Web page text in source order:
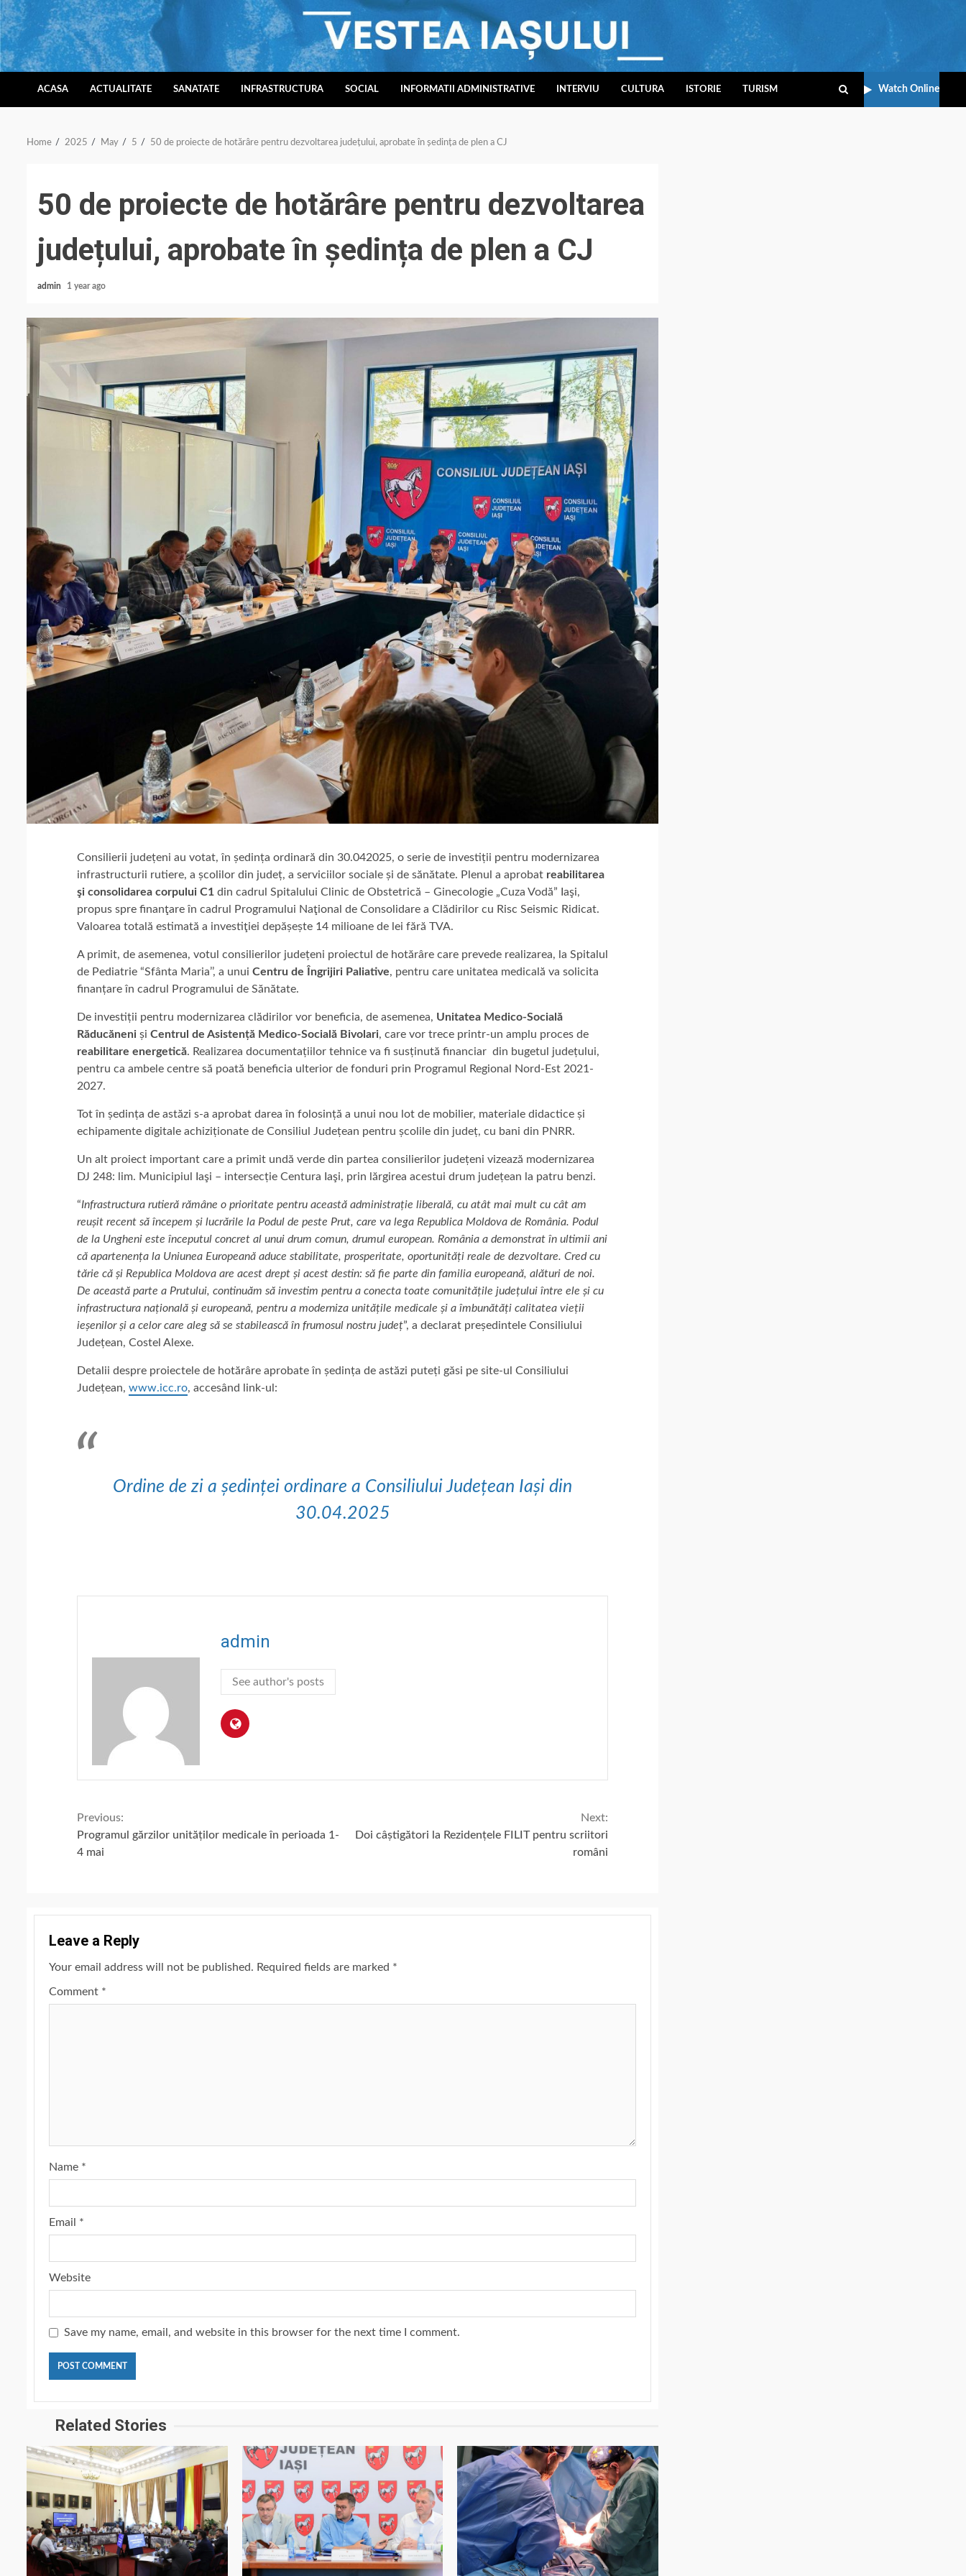
Skip
to
content
ACASA ACTUALITATE SANATATE INFRASTRUCTURA SOCIAL INFORMATII ADMINISTRATIVE INTERVIU CULTURA ISTORIE TURISM Watch Online
Home 2025 May 5 50 de proiecte de hotărâre pentru dezvoltarea județului, aprobate în ședința de plen a CJ
50 de proiecte de hotărâre pentru dezvoltarea
județului, aprobate în ședința de plen a CJ
admin 1 year ago
Consilierii județeni au votat, în ședința ordinară din 30.042025, o serie de investiții pentru modernizarea
infrastructurii rutiere, a școlilor din județ, a serviciilor sociale și de sănătate. Plenul a aprobat reabilitarea
şi consolidarea corpului C1 din cadrul Spitalului Clinic de Obstetrică – Ginecologie „Cuza Vodă” Iaşi,
propus spre finanţare în cadrul Programului Naţional de Consolidare a Clădirilor cu Risc Seismic Ridicat.
Valoarea totală estimată a investiţiei depășește 14 milioane de lei fără TVA.
A primit, de asemenea, votul consilierilor județeni proiectul de hotărâre care prevede realizarea, la Spitalul
de Pediatrie “Sfânta Maria’’, a unui Centru de Îngrijiri Paliative, pentru care unitatea medicală va solicita
finanțare în cadrul Programului de Sănătate.
De investiții pentru modernizarea clădirilor vor beneficia, de asemenea, Unitatea Medico-Socială
Răducăneni și Centrul de Asistență Medico-Socială Bivolari, care vor trece printr-un amplu proces de
reabilitare energetică. Realizarea documentațiilor tehnice va fi susținută financiar din bugetul județului,
pentru ca ambele centre să poată beneficia ulterior de fonduri prin Programul Regional Nord-Est 2021-
2027.
Tot în ședința de astăzi s-a aprobat darea în folosință a unui nou lot de mobilier, materiale didactice și
echipamente digitale achiziționate de Consiliul Județean pentru școlile din județ, cu bani din PNRR.
Un alt proiect important care a primit undă verde din partea consilierilor județeni vizează modernizarea
DJ 248: lim. Municipiul Iaşi – intersecție Centura Iaşi, prin lărgirea acestui drum județean la patru benzi.
“Infrastructura rutieră rămâne o prioritate pentru această administrație liberală, cu atât mai mult cu cât am
reușit recent să începem și lucrările la Podul de peste Prut, care va lega Republica Moldova de România. Podul
de la Ungheni este începutul concret al unui drum comun, drumul european. România a demonstrat în ultimii ani
că apartenența la Uniunea Europeană aduce stabilitate, prosperitate, oportunități reale de dezvoltare. Cred cu
tărie că și Republica Moldova are acest drept și acest destin: să fie parte din familia europeană, alături de noi.
De această parte a Prutului, continuăm să investim pentru a conecta toate comunitățile județului între ele și cu
infrastructura națională și europeană, pentru a moderniza unitățile medicale și a îmbunătăți calitatea vieții
ieșenilor și a celor care aleg să se stabilească în frumosul nostru județ”, a declarat președintele Consiliului
Județean, Costel Alexe.
Detalii despre proiectele de hotărâre aprobate în ședința de astăzi puteți găsi pe site-ul Consiliului
Județean, www.icc.ro, accesând link-ul:
Ordine de zi a ședinței ordinare a Consiliului Județean Iași din
30.04.2025
admin
See author's posts
Continue
Reading
Previous:
Programul gărzilor unităților medicale în perioada 1-
4 mai
Next:
Doi câștigători la Rezidențele FILIT pentru scriitori
români
Leave a Reply
Your email address will not be published. Required fields are marked *
Comment *
Name *
Email *
Website
Save my name, email, and website in this browser for the next time I comment.
Related Stories